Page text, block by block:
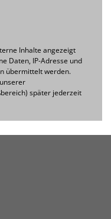
Inhalte angezeigt
Daten, IP-Adresse und
übermittelt werden.
später jederzeit